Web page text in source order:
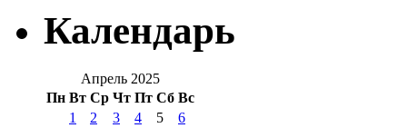
Календарь
Апрель 2025
Пн Вт Ср Чт Пт Сб Вс
1 2 3 4 5
6